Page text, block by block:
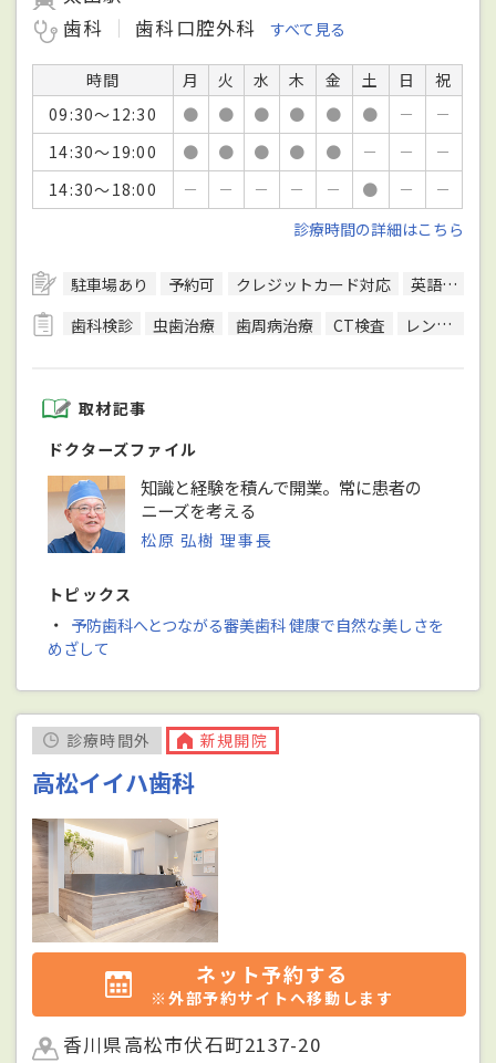
歯科
歯科口腔外科 すべて見る
時間 月 火 水 木 金 土 日
祝
09:30～12:30
● ● ● ● ● ● －
－
14:30～19:00
● ● ● ● ● － －
－
14:30～18:00
－ － － － － ● －
－
診療時間の詳細はこちら
駐車場あり 予約可 クレジットカード対応
英語対応可
歯科検診
虫歯治療 歯周病治療 CT検査 レントゲン検査
取材記事
ドクターズファイル
知識と経験を積んで開業。常に患者の
ニーズを考える
松原 弘樹 理事長
トピックス
・ 予防歯科へとつながる審美歯科 健康で自然な美しさを
めざして
診療時間外 新規開院
高松イイハ歯科
ネット予約する
※外部予約サイトへ移動します
香川県高松市伏石町2137-20